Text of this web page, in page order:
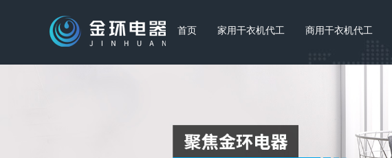
首页 家用干衣机代工 商用干衣机代工